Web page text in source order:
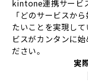
kintone連携サービ
「どのサービスか
たいことを実現し
ビスがカンタンに
ださい。
実